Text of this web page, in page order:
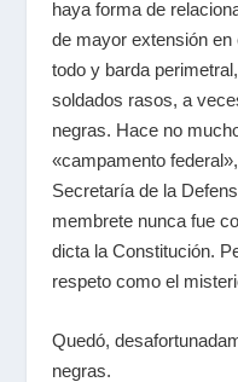
haya forma de
de mayor extensión en
todo y barda
soldados rasos, a
negras. Hace no
«campamento
Secretaría de la
membrete nunca fue
dicta la Constitución.
respeto como el
Quedó,
negras.